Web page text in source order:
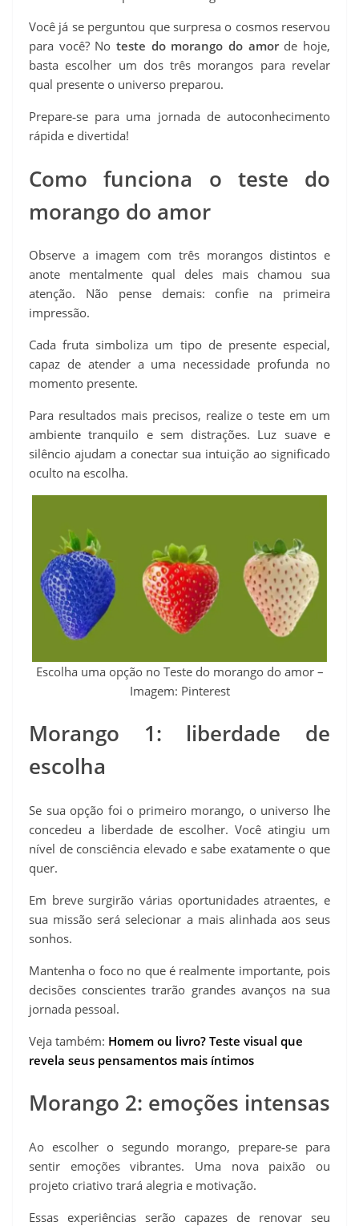
Você já se perguntou que surpresa o cosmos reservou
para você? No teste do morango do amorde hoje,
basta escolher um dos três morangos para revelar
qual presente o universo preparou.
Prepare‑se para uma jornada de autoconhecimento
rápida e divertida!
Como funciona o teste do
morango do amor
Observe a imagem com três morangos distintos e
anote mentalmente qual deles mais chamou sua
atenção. Não pense demais: confie na primeira
impressão.
Cada fruta simboliza um tipo de presente especial,
capaz de atender a uma necessidade profunda no
momento presente.
Para resultados mais precisos, realize o teste em um
ambiente tranquilo e sem distrações. Luz suave e
silêncio ajudam a conectar sua intuição ao significado
oculto na escolha.
Escolha uma opção no Teste do morango do amor –
Imagem: Pinterest
Morango 1: liberdade de
escolha
Se sua opção foi o primeiro morango, o universo lhe
concedeu a liberdade de escolher. Você atingiu um
nível de consciência elevado e sabe exatamente o que
quer.
Em breve surgirão várias oportunidades atraentes, e
sua missão será selecionar a mais alinhada aos seus
sonhos.
Mantenha o foco no que é realmente importante, pois
decisões conscientes trarão grandes avanços na sua
jornada pessoal.
Veja também: Homem ou livro? Teste visual que
revela seus pensamentos mais íntimos
Morango 2: emoções intensas
Ao escolher o segundo morango, prepare‑se para
sentir emoções vibrantes. Uma nova paixão ou
projeto criativo trará alegria e motivação.
Essas experiências serão capazes de renovar seu